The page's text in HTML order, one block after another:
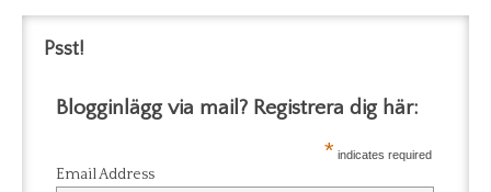
Psst!
Blogginlägg via mail? Registrera dig här:
* indicates required
Email Address